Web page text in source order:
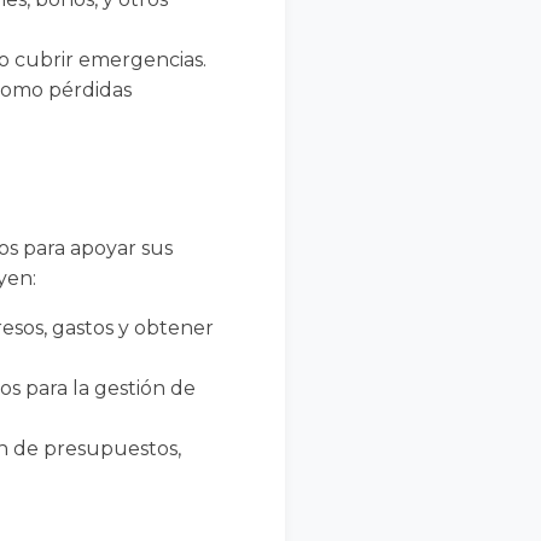
cubrir emergencias.
pérdidas
para apoyar sus
gastos y obtener
para la gestión de
de presupuestos,